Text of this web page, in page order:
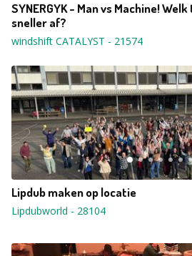
SYNERGYK - Man vs Machine!
sneller af?
windshift CATALYST - 21574
Lipdub maken op locatie
Lipdubworld - 28104